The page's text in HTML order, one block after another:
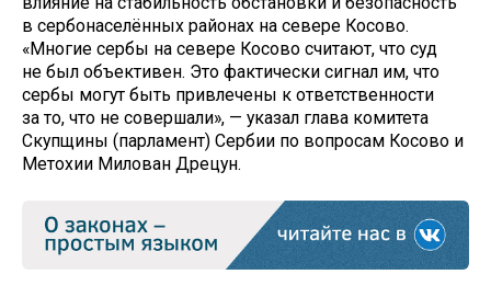
в сербонаселённых районах на севере Косово.
«Многие сербы на севере Косово считают, что суд
не был объективен. Это фактически сигнал им, что
сербы могут быть привлечены к ответственности
за то, что не совершали», — указал глава комитета
Скупщины (парламент) Сербии по вопросам Косово и
Метохии Милован Дрецун.